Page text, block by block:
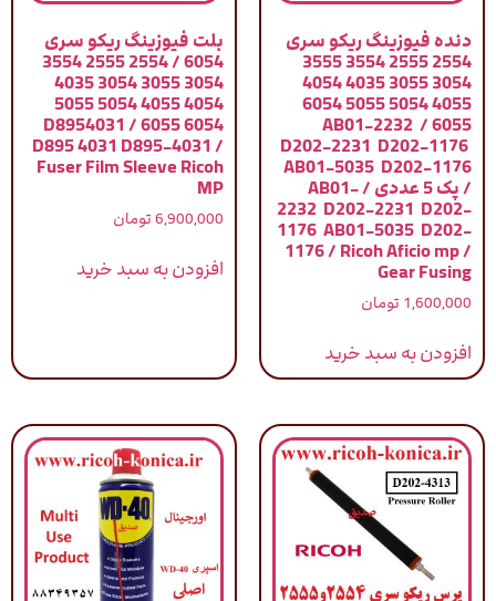
دنده فیوزینگ ریکو سری
2554 2555 3554 3555
3054 3055 4035 4054
4055 5054 5055 6054
6055 / AB01-2232
D202-2231 D202-1176
AB01-5035 D202-1176
/ پک 5 عددی / AB01-
2232 D202-2231 D202-
1176 AB01-5035 D202-
1176 / Ricoh Aficio mp /
Gear Fusing
1,600,000 تومان
افزودن به سبد خرید
بلت فیوزینگ ریکو سری
6054 / 2554 2555 3554
3054 3055 3054 4035
4054 4055 5054 5055
6054 6055 / D8954031
D895 4031 D895-4031 /
Fuser Film Sleeve Ricoh
MP
6,900,000 تومان
افزودن به سبد خرید